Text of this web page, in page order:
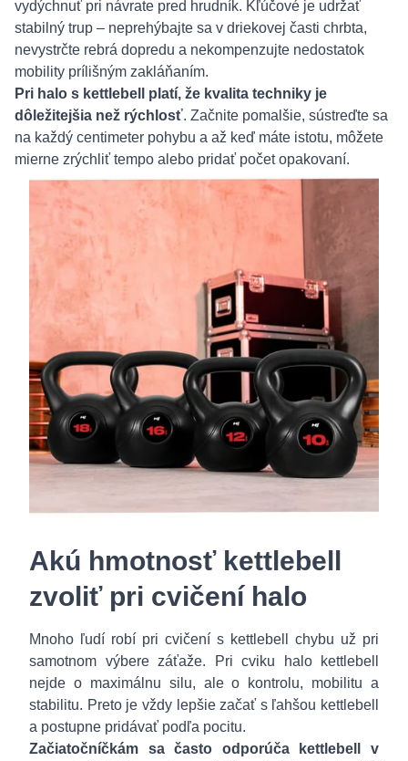
vydýchnuť pri návrate pred hrudník. Kľúčové je udržať
stabilný trup – neprehýbajte sa v driekovej časti chrbta,
nevystrčte rebrá dopredu a nekompenzujte nedostatok
mobility prílišným zakláňaním.
Pri halo s kettlebell platí, že kvalita techniky je
dôležitejšia než rýchlosť. Začnite pomalšie, sústreďte sa
na každý centimeter pohybu a až keď máte istotu, môžete
mierne zrýchliť tempo alebo pridať počet opakovaní.
Akú hmotnosť kettlebell
zvoliť pri cvičení halo
Mnoho ľudí robí pri cvičení s kettlebell chybu už pri
samotnom výbere záťaže. Pri cviku halo kettlebell
nejde o maximálnu silu, ale o kontrolu, mobilitu a
stabilitu. Preto je vždy lepšie začať s ľahšou kettlebell
a postupne pridávať podľa pocitu.
Začiatočníčkám sa často odporúča kettlebell v